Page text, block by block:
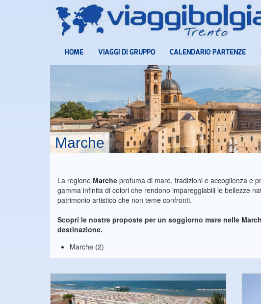
HOME VIAGGI DI GRUPPO CALENDARIO PARTENZE
Marche
La regione Marche profuma di mare, tradizioni e accoglienza e
gamma infinita di colori che rendono impareggiabili le bellezze
patrimonio artistico che non teme confronti.
Scopri le nostre proposte per un soggiorno mare nelle
destinazione.
Marche (2)